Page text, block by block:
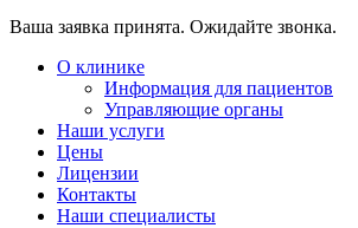
Ваша заявка принята. Ожидайте звонка.
О клинике
Информация для пациентов
Управляющие органы
Наши услуги
Цены
Лицензии
Контакты
Наши специалисты